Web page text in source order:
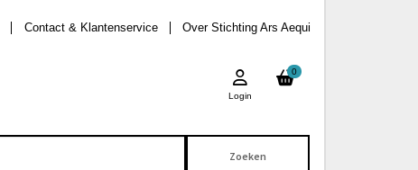
Over Stichting Ars Aequi
Contact & Klantenservice
0
Login